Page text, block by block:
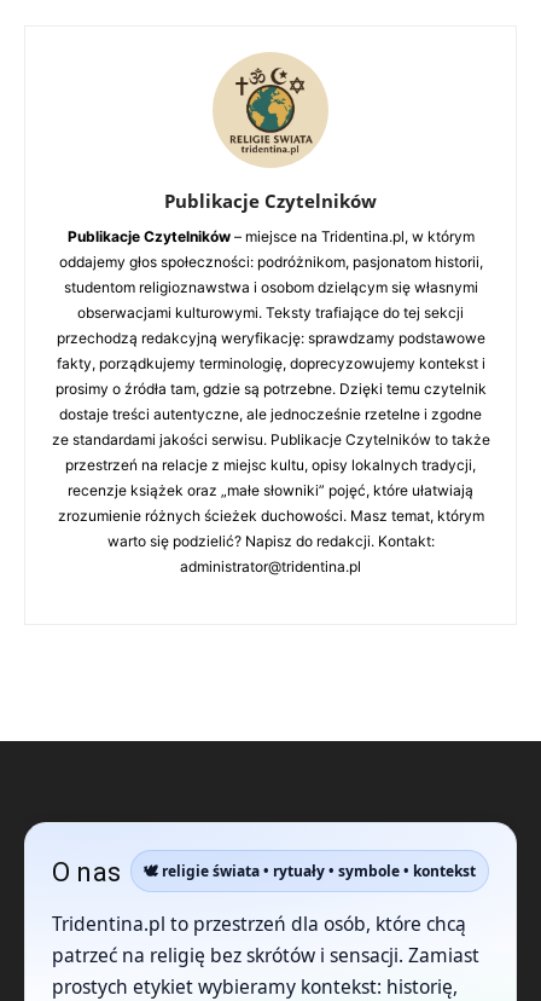
Publikacje Czytelników
Publikacje Czytelników– miejsce na Tridentina.pl, w którym
oddajemy głos społeczności: podróżnikom, pasjonatom historii,
studentom religioznawstwa i osobom dzielącym się własnymi
obserwacjami kulturowymi. Teksty trafiające do tej sekcji
przechodzą redakcyjną weryfikację: sprawdzamy podstawowe
fakty, porządkujemy terminologię, doprecyzowujemy kontekst i
prosimy o źródła tam, gdzie są potrzebne. Dzięki temu czytelnik
dostaje treści autentyczne, ale jednocześnie rzetelne i zgodne
ze standardami jakości serwisu. Publikacje Czytelników to także
przestrzeń na relacje z miejsc kultu, opisy lokalnych tradycji,
recenzje książek oraz „małe słowniki” pojęć, które ułatwiają
zrozumienie różnych ścieżek duchowości. Masz temat, którym
warto się podzielić? Napisz do redakcji. Kontakt:
administrator@tridentina.pl
O nas 🕊️ religie świata • rytuały • symbole • kontekst
Tridentina.pl to przestrzeń dla osób, które chcą
patrzeć na religię bez skrótów i sensacji. Zamiast
prostych etykiet wybieramy kontekst: historię,